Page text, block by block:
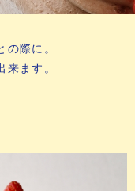
際に。
ます。